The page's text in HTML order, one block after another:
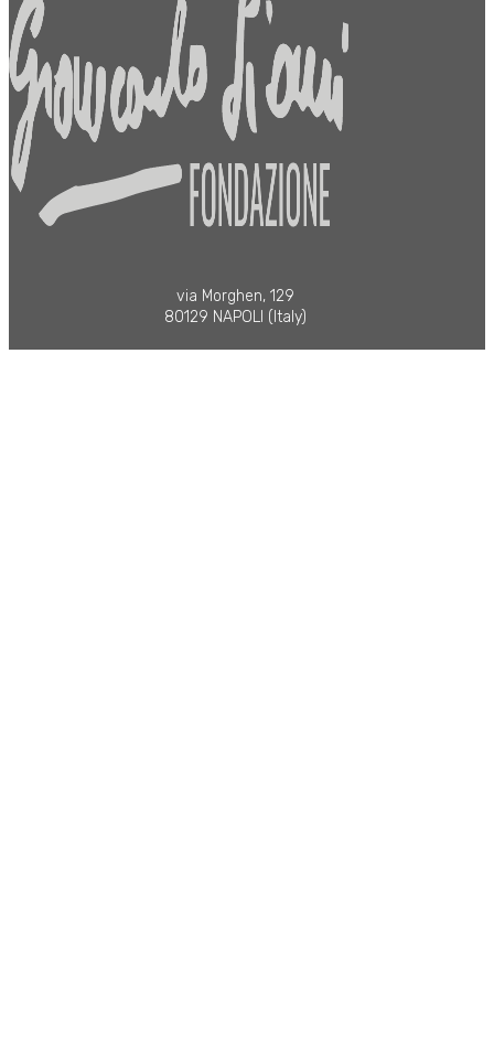
via Morghen, 129
80129 NAPOLI (Italy)